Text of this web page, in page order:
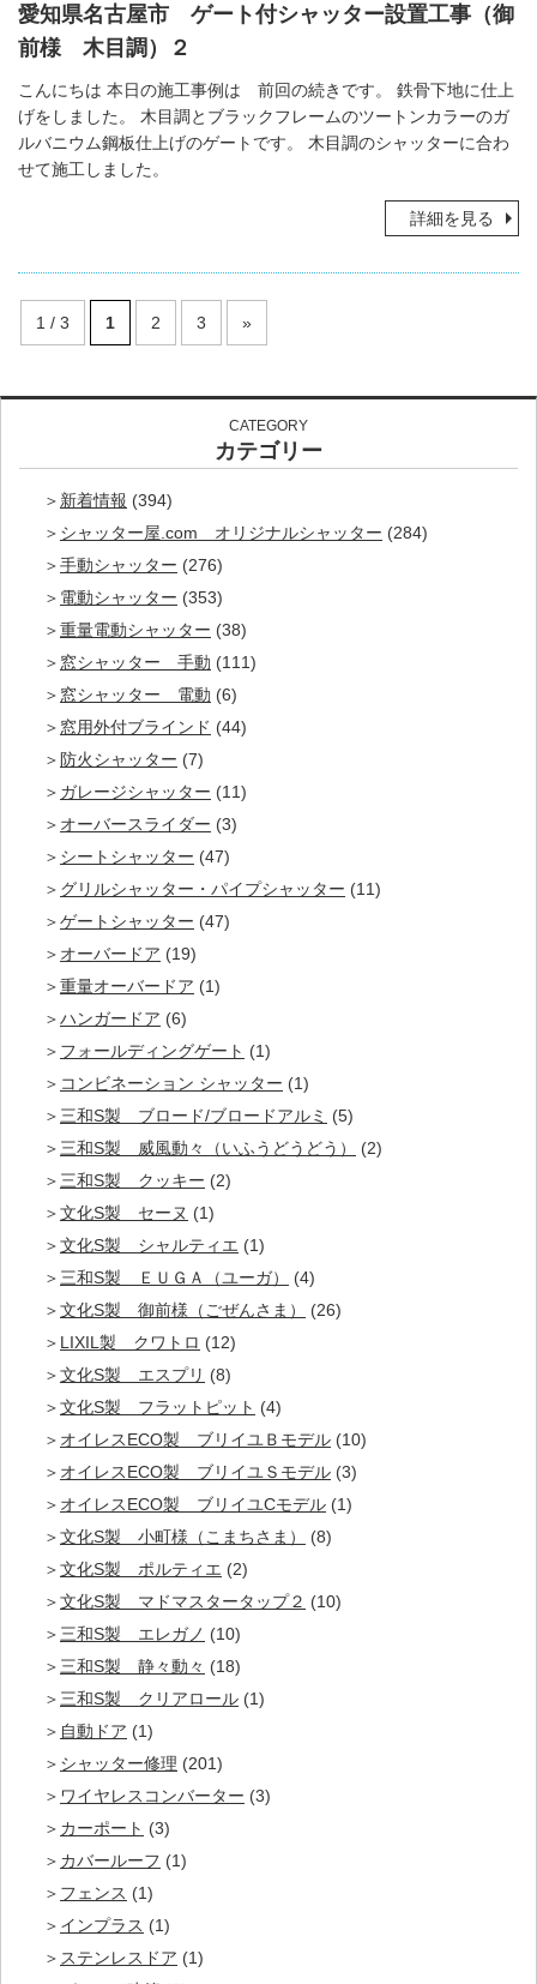
愛知県名古屋市 ゲート付シャッター設置工事（御
前様 木目調）２
こんにちは 本日の施工事例は 前回の続きです。 鉄骨下地に仕上
げをしました。 木目調とブラックフレームのツートンカラーのガ
ルバニウム鋼板仕上げのゲートです。 木目調のシャッターに合わ
せて施工しました。
詳細を見る
1 / 3 1 2 3 »
CATEGORY
カテゴリー
新着情報 (394)
シャッター屋.com オリジナルシャッター (284)
手動シャッター (276)
電動シャッター (353)
重量電動シャッター (38)
窓シャッター 手動 (111)
窓シャッター 電動 (6)
窓用外付ブラインド (44)
防火シャッター (7)
ガレージシャッター (11)
オーバースライダー (3)
シートシャッター (47)
グリルシャッター・パイプシャッター (11)
ゲートシャッター (47)
オーバードア (19)
重量オーバードア (1)
ハンガードア (6)
フォールディングゲート (1)
コンビネーション シャッター (1)
三和S製 ブロード/ブロードアルミ (5)
三和S製 威風動々（いふうどうどう）
(2)
三和S製 クッキー (2)
文化S製 セーヌ (1)
文化S製 シャルティエ (1)
三和S製 ＥＵＧＡ（ユーガ）
(4)
文化S製 御前様（ごぜんさま）
(26)
LIXIL製 クワトロ (12)
文化S製 エスプリ (8)
文化S製 フラットピット (4)
オイレスECO製 ブリイユＢモデル (10)
オイレスECO製 ブリイユＳモデル (3)
オイレスECO製 ブリイユCモデル (1)
文化S製 小町様（こまちさま）
(8)
文化S製 ポルティエ (2)
文化S製 マドマスタータップ２ (10)
三和S製 エレガノ (10)
三和S製 静々動々 (18)
三和S製 クリアロール (1)
自動ドア (1)
シャッター修理 (201)
ワイヤレスコンバーター (3)
カーポート (3)
カバールーフ (1)
フェンス (1)
インプラス (1)
ステンレスドア (1)